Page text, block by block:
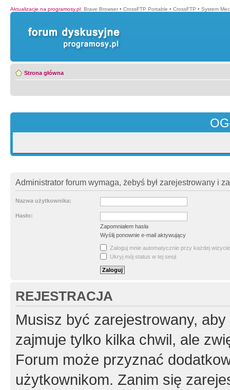
Aktualizacje na programosy.pl: Brave Browser • CrossFTP Portable • CrossFTP • System
Strona główna
Administrator forum wymaga, żebyś był zarejestrowany i
Nazwa użytkownika:
Hasło:
Zapomniałem hasła
Wyślij ponownie e-mail aktywujący
Zaloguj mnie automatycznie przy każdej wizycie
Ukryj mój status w tej sesji
REJESTRACJA
Musisz być zarejestrowany,
zajmuje tylko kilka chwil, ale
Forum może przyznać
użytkownikom. Zanim się